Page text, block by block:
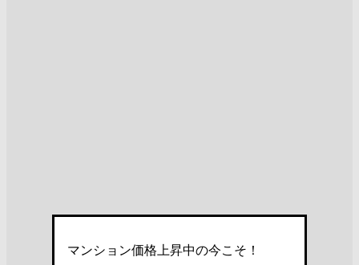
マンション価格上昇中の今こそ！